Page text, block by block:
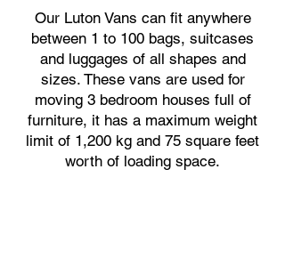
Our Luton Vans can fit anywhere
between 1 to 100 bags, suitcases
and luggages of all shapes and
sizes. These vans are used for
moving 3 bedroom houses full of
furniture, it has a maximum weight
limit of 1,200 kg and 75 square feet
worth of loading space.